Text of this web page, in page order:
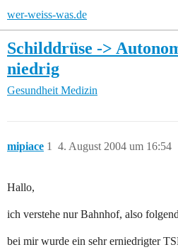
wer-weiss-was.de
Schilddrüse ->
niedrig
Gesundheit Medizin
mipiace 4. August 2004 um 16:54
1
Hallo,
ich verstehe nur Bahnhof, also
bei mir wurde ein sehr erniedrigter